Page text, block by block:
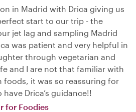
in Madrid with Drica giving us
start to our trip - the
jet lag and sampling Madrid
was patient and very helpful in
through vegetarian and
and I are not that familiar with
foods, it was so reassuring for
Drica’s guidance!!
for Foodies